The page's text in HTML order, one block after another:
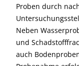
Proben durch
Neben
und
auch